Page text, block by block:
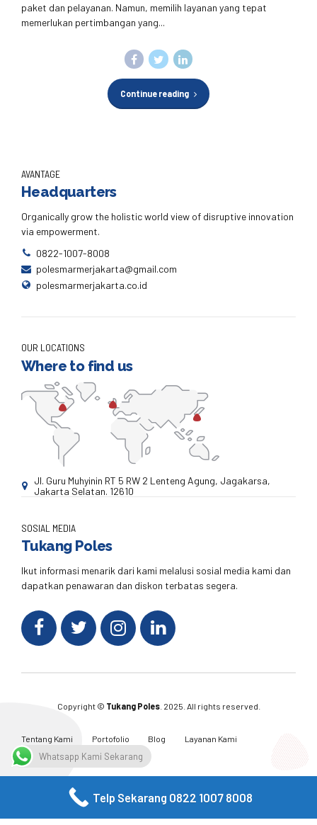
paket dan pelayanan. Namun, memilih layanan yang tepat
memerlukan pertimbangan yang...
Continue reading
AVANTAGE
Headquarters
Organically grow the holistic world view of disruptive innovation
via empowerment.
0822-1007-8008
polesmarmerjakarta@gmail.com
polesmarmerjakarta.co.id
OUR LOCATIONS
Where to find us
Jl. Guru Muhyinin RT 5 RW 2 Lenteng Agung, Jagakarsa,
Jakarta Selatan. 12610
SOSIAL MEDIA
Tukang Poles
Ikut informasi menarik dari kami melalusi sosial media kami dan
dapatkan penawaran dan diskon terbatas segera.
Copyright © Tukang Poles. 2025. All rights reserved.
Tentang Kami Portofolio Blog
Layanan Kami
Kontak Kami
Facebook Twitter Instagram Email
Whatsapp Kami Sekarang
Telp Sekarang 0822 1007 8008